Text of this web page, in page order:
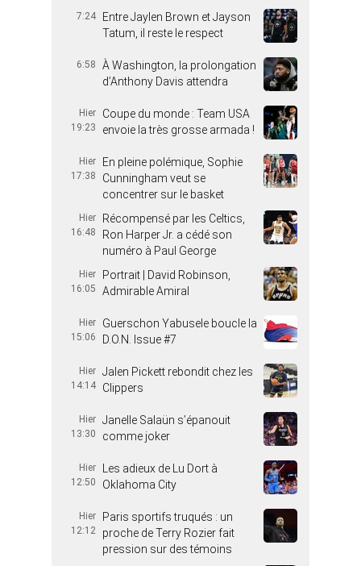
7:24
Entre Jaylen Brown et Jayson
Tatum, il reste le respect
6:58
À Washington, la prolongation
d’Anthony Davis attendra
Hier
19:23
Coupe du monde : Team USA
envoie la très grosse armada !
Hier
17:38
En pleine polémique, Sophie
Cunningham veut se
concentrer sur le basket
Hier
16:48
Récompensé par les Celtics,
Ron Harper Jr. a cédé son
numéro à Paul George
Hier
16:05
Portrait | David Robinson,
Admirable Amiral
Hier
15:06
Guerschon Yabusele boucle la
D.O.N. Issue #7
Hier
14:14
Jalen Pickett rebondit chez les
Clippers
Hier
13:30
Janelle Salaün s’épanouit
comme joker
Hier
12:50
Les adieux de Lu Dort à
Oklahoma City
Hier
12:12
Paris sportifs truqués : un
proche de Terry Rozier fait
pression sur des témoins